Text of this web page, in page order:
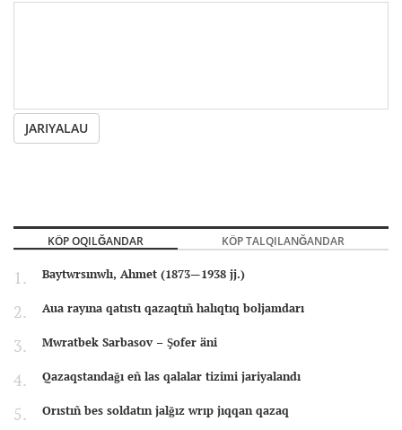
JARIYALAU
KÖP OQILĞANDAR KÖP TALQILANĞANDAR
Baytwrsınwlı, Ahmet (1873—1938 jj.)
Aua rayına qatıstı qazaqtıñ halıqtıq boljamdarı
Mwratbek Sarbasov – Şofer äni
Qazaqstandağı eñ las qalalar tizimi jariyalandı
Orıstıñ bes soldatın jalğız wrıp jıqqan qazaq